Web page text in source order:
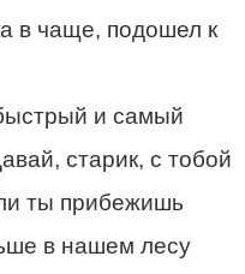
в чаще, подошел к
и самый
старик, с тобой
ты прибежишь
в нашем лесу